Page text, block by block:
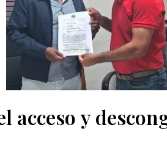
acceso y